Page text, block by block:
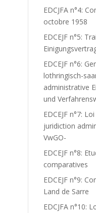
EDCJFA n°4:
octobre 1958
EDCEJF n°5:
EDCEJF n°6:
lothringisch-
administrative
und
EDCEJF n°7:
juridiction
VwGO-
EDCEJF n°8:
comparatives
EDCEJF n°9:
Land de Sarre
EDCJFA n°10: